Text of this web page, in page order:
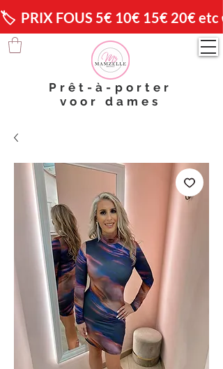
🏷️  PRIX FOUS 5€ 10€ 15€ 20€ etc
Prêt-à-porter
voor dames